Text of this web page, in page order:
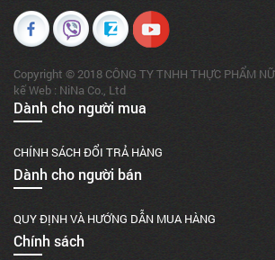
Copyright © 2018 CÔNG TY TNHH THỰC PHẨM
kế Web : NiNa Co., Ltd
Dành cho người mua
CHÍNH SÁCH ĐỔI TRẢ HÀNG
Dành cho người bán
QUY ĐỊNH VÀ HƯỚNG DẪN MUA HÀNG
Chính sách